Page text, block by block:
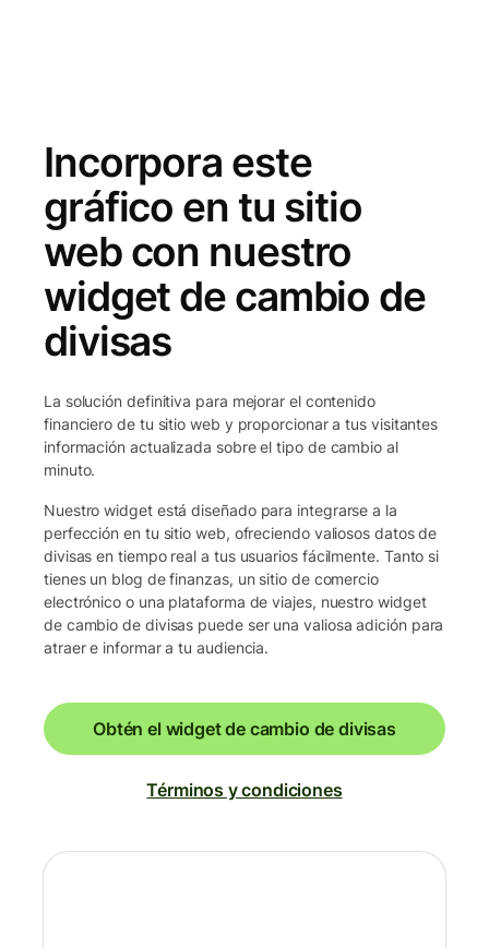
Incorpora este
gráfico en tu sitio
web con nuestro
widget de cambio de
divisas
La solución definitiva para mejorar el contenido
financiero de tu sitio web y proporcionar a tus visitantes
información actualizada sobre el tipo de cambio al
minuto.
Nuestro widget está diseñado para integrarse a la
perfección en tu sitio web, ofreciendo valiosos datos de
divisas en tiempo real a tus usuarios fácilmente. Tanto si
tienes un blog de finanzas, un sitio de comercio
electrónico o una plataforma de viajes, nuestro widget
de cambio de divisas puede ser una valiosa adición para
atraer e informar a tu audiencia.
Obtén el widget de cambio de divisas
Términos y condiciones